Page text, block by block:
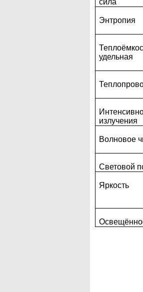
сила
Энтропия
удельная
излучения
Волновое
Световой
Яркость